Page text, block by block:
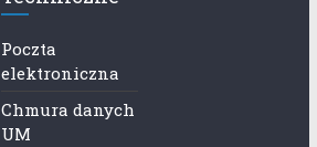
Poczta
elektroniczna
Chmura danych
UM